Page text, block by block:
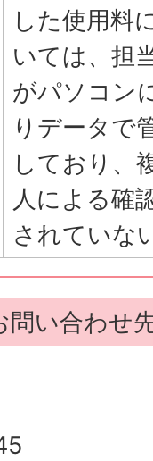
した使用料
いては、担
がパソコン
りデータで
しており、
人による確
されていな
問い合わせ